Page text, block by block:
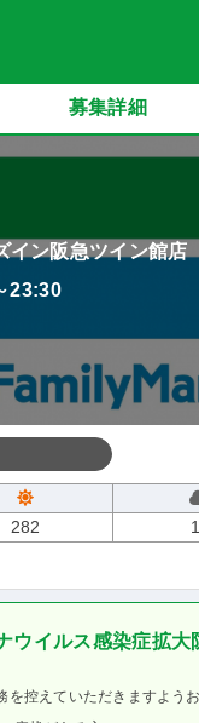
募集詳細
イン阪急ツイン館店
23:30
282
ウイルス感染症拡大
控えていただきますようお